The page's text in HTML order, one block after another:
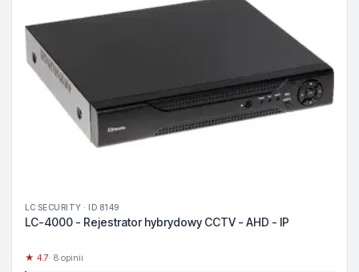
LC SECURITY · ID 8149
LC-4000 - Rejestrator hybrydowy CCTV - AHD - IP
★ 4.7· 8 opinii